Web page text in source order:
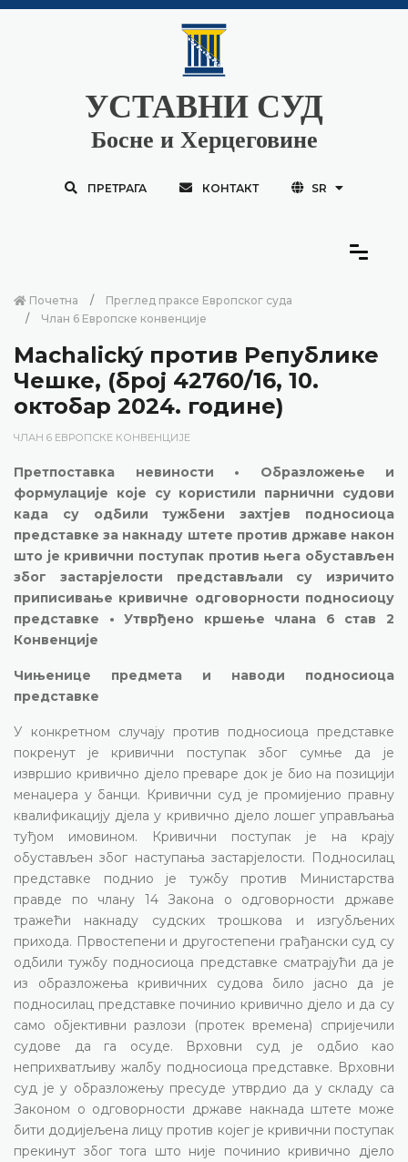
УСТАВНИ СУД
Босне и Херцеговине
ПРЕТРАГА КОНТАКТ SR
Почетна
Преглед праксе Европског суда
Члан 6 Европске конвенције
Machalický против Републике
Чешке, (број 42760/16, 10.
октобар 2024. године)
ЧЛАН 6 ЕВРОПСКЕ КОНВЕНЦИЈЕ
Претпоставка невиности • Образложење и
формулације које су користили парнични судови
када су одбили тужбени захтјев подносиоца
представке за накнаду штете против државе након
што је кривични поступак против њега обустављен
због застарјелости представљали су изричито
приписивање кривичне одговорности подносиоцу
представке • Утврђено кршење члана 6 став 2
Конвенције
Чињенице предмета и наводи подносиоца
представке
У конкретном случају против подносиоца представке
покренут је кривични поступак због сумње да је
извршио кривично дјело преваре док је био на позицији
менаџера у банци. Кривични суд је промијенио правну
квалификацију дјела у кривично дјело лошег управљања
туђом имовином. Кривични поступак је на крају
обустављен због наступања застарјелости. Подносилац
представке поднио је тужбу против Министарства
правде по члану 14 Закона о одговорности државе
тражећи накнаду судских трошкова и изгубљених
прихода. Првостепени и другостепени грађански суд су
одбили тужбу подносиоца представке сматрајући да је
из образложења кривичних судова било јасно да је
подносилац представке починио кривично дјело и да су
само објективни разлози (протек времена) спријечили
судове да га осуде. Врховни суд је одбио као
неприхватљиву жалбу подносиоца представке. Врховни
суд је у образложењу пресуде утврдио да у складу са
Законом о одговорности државе накнада штете може
бити додијељена лицу против којег је кривични поступак
прекинут због тога што није починио кривично дјело